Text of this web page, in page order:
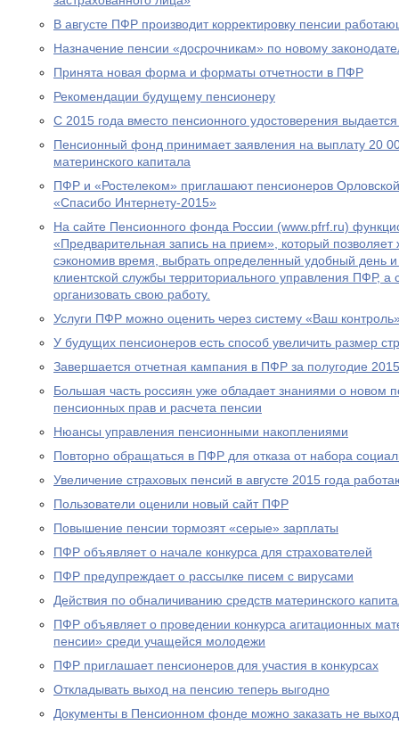
В августе ПФР производит корректировку пенсии
Назначение пенсии «досрочникам» по новому
Принята новая форма и форматы отчетности в ПФР
Рекомендации будущему пенсионеру
С 2015 года вместо пенсионного удостоверения выдается
Пенсионный фонд принимает заявления на выплату 20
материнского капитала
ПФР и «Ростелеком» приглашают пенсионеров Орловской
«Спасибо Интернету-2015»
На сайте Пенсионного фонда России (www.pfrf.ru)
«Предварительная запись на прием», который
сэкономив время, выбрать определенный удобный день
клиентской службы территориального управления ПФР,
организовать свою работу.
Услуги ПФР можно оценить через систему «Ваш
У будущих пенсионеров есть способ увеличить размер
Завершается отчетная кампания в ПФР за полугодие
Большая часть россиян уже обладает знаниями о новом
пенсионных прав и расчета пенсии
Нюансы управления пенсионными накоплениями
Повторно обращаться в ПФР для отказа от набора
Увеличение страховых пенсий в августе 2015 года
Пользователи оценили новый сайт ПФР
Повышение пенсии тормозят «серые» зарплаты
ПФР объявляет о начале конкурса для страхователей
ПФР предупреждает о рассылке писем с вирусами
Действия по обналичиванию средств материнского
ПФР объявляет о проведении конкурса агитационных
пенсии» среди учащейся молодежи
ПФР приглашает пенсионеров для участия в конкурсах
Откладывать выход на пенсию теперь выгодно
Документы в Пенсионном фонде можно заказать не